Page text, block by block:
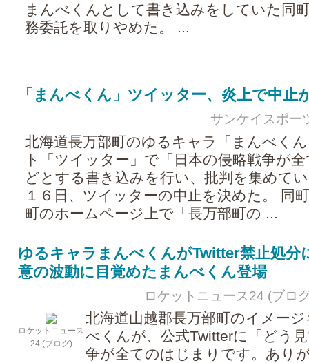
まんべくんとして書き込みをしていた同
務委託を取りやめた。 ...
「まんべくん」ツイッター、炎上で中止
サンケイスポー
北海道長万部町のゆるキャラ「まんべく
ト「ツイッター」で「日本の侵略戦争が
どとする書き込みを行い、批判を集めて
１６日、ツイッターの中止を決めた。 同
町のホームページ上で「長万部町の ...
ゆるキャラまんべくんがTwitter禁止処分
意の波動に目覚めたまんべくん登場
ロケットニュース24 (ブロ
ロケットニュース
24 (ブログ)
北海道山越郡長万部町のイメー
べくんが、公式Twitterに「どう
争が全てのはじまりです。あり